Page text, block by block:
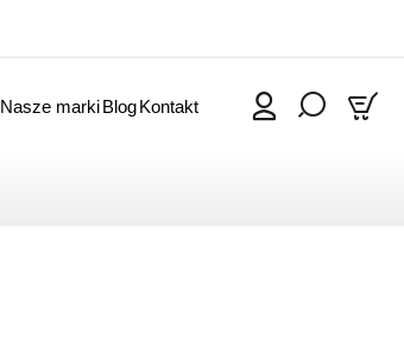
Nasze markiBlogKontakt